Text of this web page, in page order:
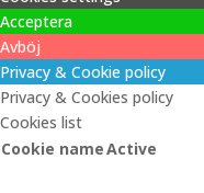
Acceptera
Avböj
Privacy & Cookie policy
Privacy & Cookies policy
Cookies list
Cookie nameActive